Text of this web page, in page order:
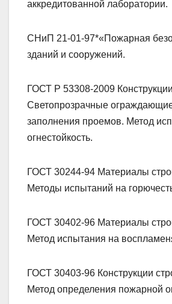
аккредитованной лаборатории.
СНиП 21-01-97*«Пожарная
зданий и сооружений.
ГОСТ Р 53308-2009
Светопрозрачные ограждающие
заполнения проемов. Метод
огнестойкость.
ГОСТ 30244-94 Материалы
Методы испытаний на
ГОСТ 30402-96 Материалы
Метод испытания на
ГОСТ 30403-96 Конструкции
Метод определения пожарной